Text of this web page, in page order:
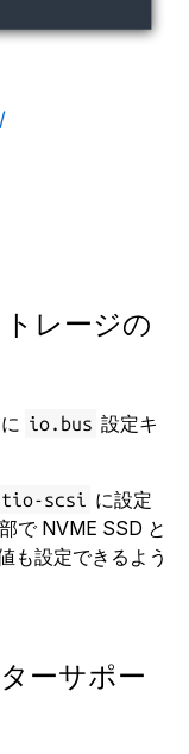
レージの
io.bus 設定キ
scsi に設定
で NVME SSD と
も設定できるよう
ーサポー